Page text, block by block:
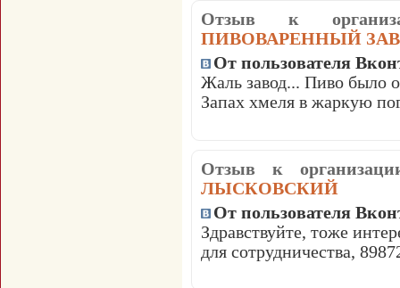
Отзыв к
ПИВОВАРЕННЫЙ
От пользователя
Жаль завод... Пиво было
Запах хмеля в жаркую
Отзыв к
ЛЫСКОВСКИЙ
От пользователя
Здравствуйте, тоже
для сотрудничества,